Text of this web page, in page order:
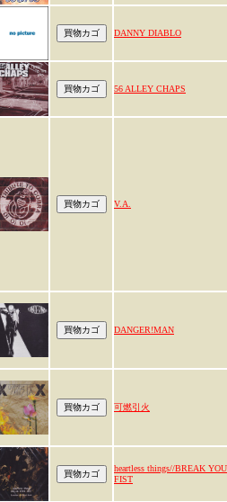
DANNY DIABLO
56 ALLEY CHAPS
V.A.
DANGER!MAN
可燃引火
heartless things//BREAK
FIST